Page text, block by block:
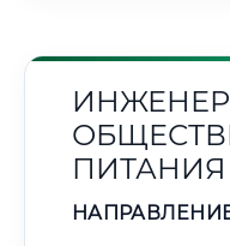
ПИТАНИЯ